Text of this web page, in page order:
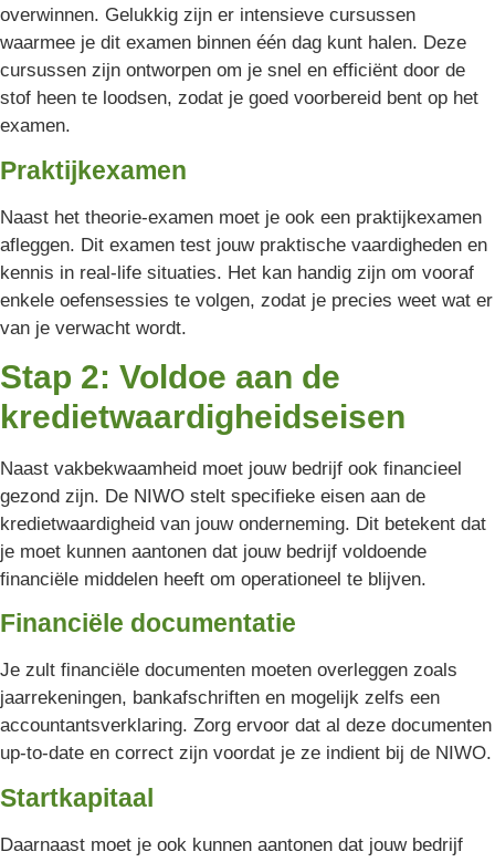
overwinnen. Gelukkig zijn er intensieve cursussen
waarmee je dit examen binnen één dag kunt halen. Deze
cursussen zijn ontworpen om je snel en efficiënt door de
stof heen te loodsen, zodat je goed voorbereid bent op het
examen.
Praktijkexamen
Naast het theorie-examen moet je ook een praktijkexamen
afleggen. Dit examen test jouw praktische vaardigheden en
kennis in real-life situaties. Het kan handig zijn om vooraf
enkele oefensessies te volgen, zodat je precies weet wat er
van je verwacht wordt.
Stap 2: Voldoe aan de
kredietwaardigheidseisen
Naast vakbekwaamheid moet jouw bedrijf ook financieel
gezond zijn. De NIWO stelt specifieke eisen aan de
kredietwaardigheid van jouw onderneming. Dit betekent dat
je moet kunnen aantonen dat jouw bedrijf voldoende
financiële middelen heeft om operationeel te blijven.
Financiële documentatie
Je zult financiële documenten moeten overleggen zoals
jaarrekeningen, bankafschriften en mogelijk zelfs een
accountantsverklaring. Zorg ervoor dat al deze documenten
up-to-date en correct zijn voordat je ze indient bij de NIWO.
Startkapitaal
Daarnaast moet je ook kunnen aantonen dat jouw bedrijf